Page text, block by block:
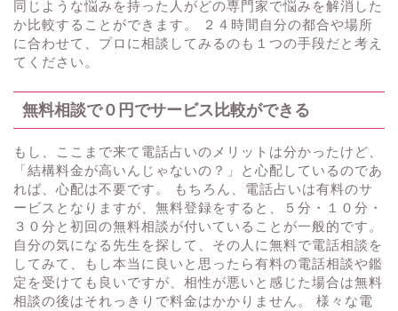
同じような悩みを持った人がどの専門家で悩みを解消した
か比較することができます。 ２４時間自分の都合や場所
に合わせて、プロに相談してみるのも１つの手段だと考え
てください。
無料相談で０円でサービス比較ができる
もし、ここまで来て電話占いのメリットは分かったけど、
「結構料金が高いんじゃないの？」と心配しているのであ
れば、心配は不要です。 もちろん、電話占いは有料のサ
ービスとなりますが、無料登録をすると、５分・１０分・
３０分と初回の無料相談が付いていることが一般的です。
自分の気になる先生を探して、その人に無料で電話相談を
してみて、もし本当に良いと思ったら有料の電話相談や鑑
定を受けても良いですが、相性が悪いと感じた場合は無料
相談の後はそれっきりで料金はかかりません。 様々な電